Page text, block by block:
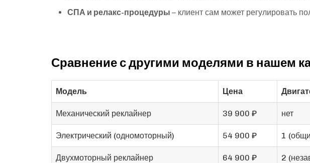
СПА и релакс-процедуры – клиент сам может регулировать
Сравнение с другими моделями в нашем
Модель Цена
Механический реклайнер 39 900 ₽ нет
Электрический (одномоторный) 54 900 ₽ 1
Двухмоторный реклайнер 64 900 ₽ 2